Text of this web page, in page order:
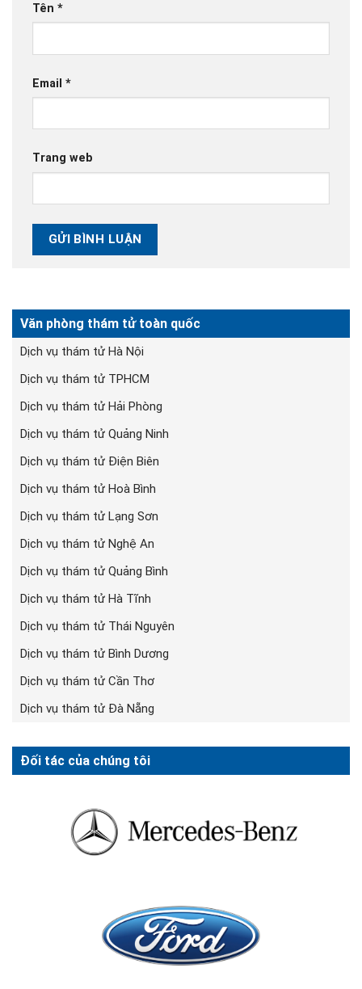
Văn phòng thám tử toàn quốc
Dịch vụ thám tử Hà Nội
Dịch vụ thám tử TPHCM
Dịch vụ thám tử Hải Phòng
Dịch vụ thám tử Quảng Ninh
Dịch vụ thám tử Điện Biên
Dịch vụ thám tử Hoà Bình
Dịch vụ thám tử Lạng Sơn
Dịch vụ thám tử Nghệ An
Dịch vụ thám tử Quảng Bình
Dịch vụ thám tử Hà Tĩnh
Dịch vụ thám tử Thái Nguyên
Dịch vụ thám tử Bình Dương
Dịch vụ thám tử Cần Thơ
Dịch vụ thám tử Đà Nẵng
Đối tác của chúng tôi
Tên *
Email *
Trang web